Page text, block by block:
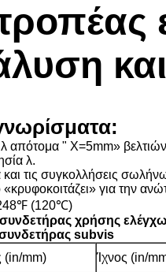
" X=5mm»
λ.
και τις συγκολλήσεις
για την
248℉ (120℃)
χρήσης
συνδετήρας subvis
(in/mm) Ίχνος (in/